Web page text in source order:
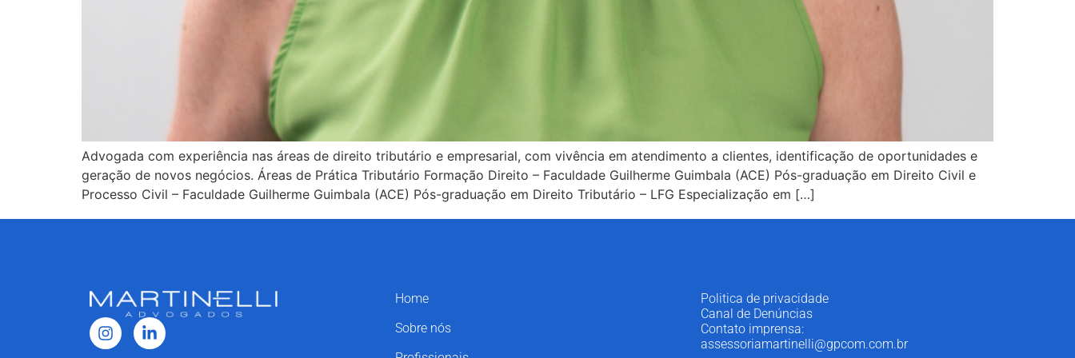
Advogada com experiência nas áreas de direito tributário e empresarial, com vivência em atendimento a clientes, identificação de oportunidades e
geração de novos negócios. Áreas de Prática Tributário Formação Direito – Faculdade Guilherme Guimbala (ACE) Pós-graduação em Direito Civil e
Processo Civil – Faculdade Guilherme Guimbala (ACE) Pós-graduação em Direito Tributário – LFG Especialização em […]
Home
Sobre nós
Politica de privacidade
Canal de Denúncias
Contato imprensa:
assessoriamartinelli@gpcom.com.br